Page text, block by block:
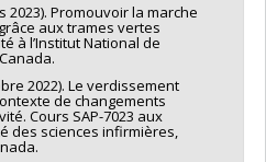
2023). Promouvoir la marche
aux trames vertes
à l’Institut National de
2022). Le verdissement
de changements
Cours SAP-7023 aux
des sciences infirmières,